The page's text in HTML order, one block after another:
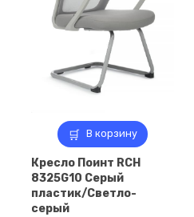
В корзину
Кресло Поинт RCH
8325G10 Серый
пластик/Светло-
серый